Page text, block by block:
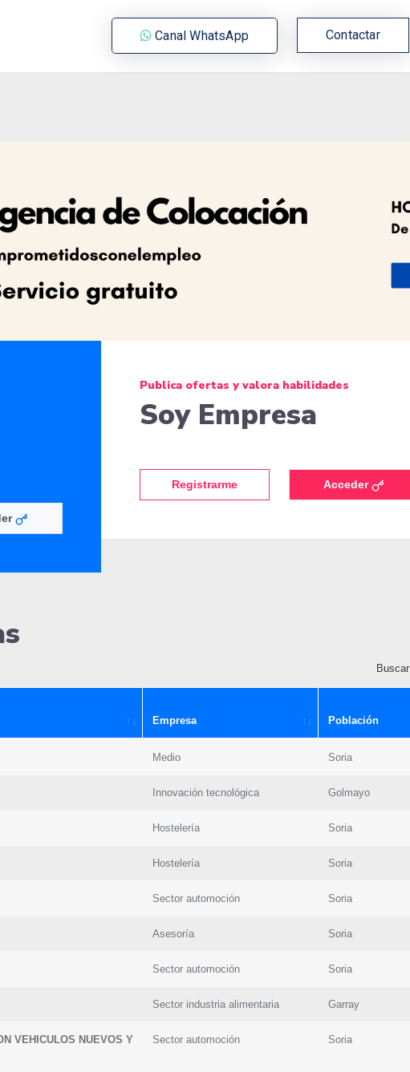
Canal WhatsApp Contactar
Publica ofertas y valora habilidades
Soy Empresa
Registrarme Acceder
Buscar
Empresa Población
Medio Soria
Innovación tecnológica Golmayo
Hostelería Soria
Hostelería Soria
Sector automoción Soria
Asesoría Soria
Sector automoción Soria
Sector industria alimentaria Garray
VEHICULOS NUEVOS Y
Sector automoción Soria